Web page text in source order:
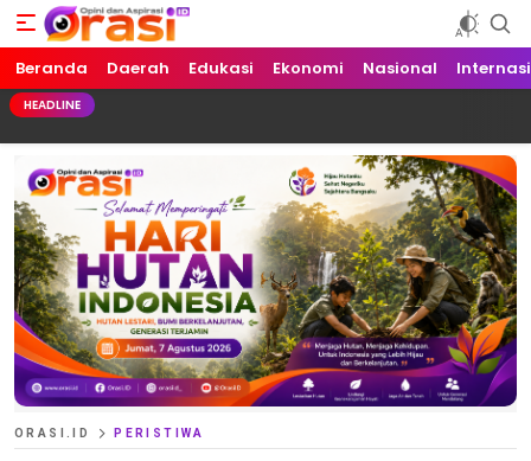
Orasi.ID
Opini dan Aspirasi!
Beranda Daerah Edukasi Ekonomi Nasional
HEADLINE
ORASI.ID PERISTIWA